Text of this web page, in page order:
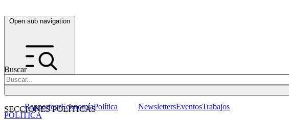
Open sub navigation
Buscar
SECCIONES POLÍTICAS
RapporteurEconomíaPolítica NewslettersEventosTrabajos
POLÍTICA